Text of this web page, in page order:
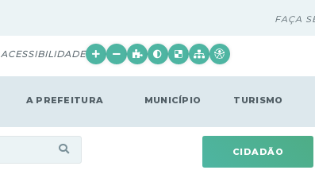
FAÇA
ACESSIBILIDADE
A PREFEITURA MUNICÍPIO TURISMO
CIDADÃO